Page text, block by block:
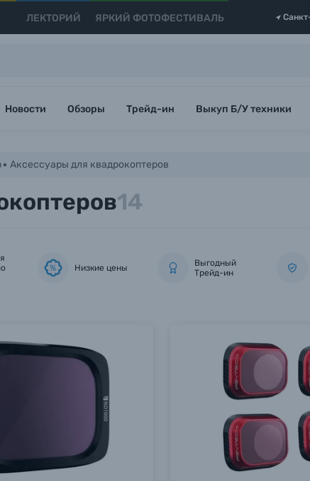
ЛЕКТОРИЙ ЯРКИЙ ФОТОФЕСТИВАЛЬ
Новости Обзоры Трейд-ин Выкуп Б/У техники
Аксессуары для квадрокоптеров
14
% Низкие цены
Выгодный
Трейд-ин